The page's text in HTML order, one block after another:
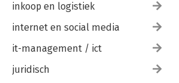
inkoop en logistiek
internet en social media
it-management / ict
juridisch